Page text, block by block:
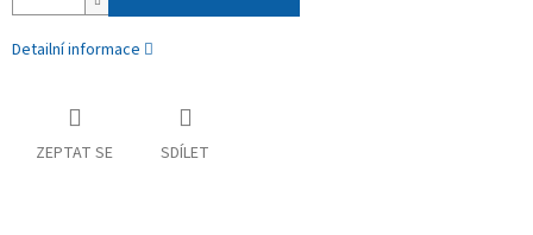
Detailní informace
ZEPTAT SE SDÍLET